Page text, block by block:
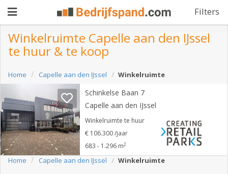
Filters
aanbieden
zoeken
Waarom
adverteren
Premium
adverteren
Blog
Winkelruimte Capelle aan den IJssel
te huur & te koop
Home Capelle aan den IJssel Winkelruimte
Schinkelse Baan 7
Capelle aan den IJssel
Winkelruimte te huur
€ 106.300 /jaar
683 - 1.296 m2
Home Capelle aan den IJssel Winkelruimte